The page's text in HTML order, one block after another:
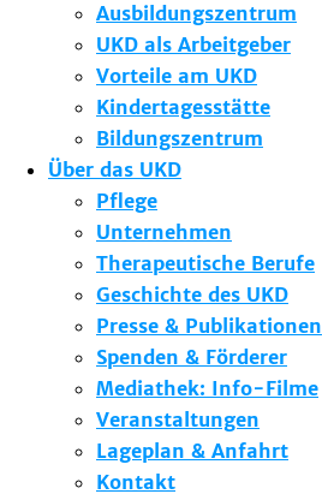
Ausbildungszentrum
UKD als Arbeitgeber
Vorteile am UKD
Kindertagesstätte
Bildungszentrum
Über das UKD
Pflege
Unternehmen
Therapeutische Berufe
Geschichte des UKD
Presse & Publikationen
Spenden & Förderer
Mediathek: Info-Filme
Veranstaltungen
Lageplan & Anfahrt
Kontakt